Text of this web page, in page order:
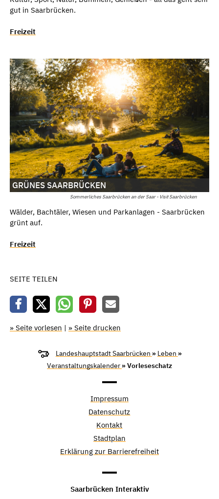
gut in Saarbrücken.
Freizeit
Sommerliches Saarbrücken an der Saar - Visit Saarbrücken
GRÜNES SAARBRÜCKEN
Wälder, Bachtäler, Wiesen und Parkanlagen - Saarbrücken
grünt auf.
Freizeit
SEITE TEILEN
» Seite vorlesen | » Seite drucken
Landeshauptstadt Saarbrücken » Leben »
Veranstaltungskalender » Vorleseschatz
Impressum
Datenschutz
Kontakt
Stadtplan
Erklärung zur Barrierefreiheit
Saarbrücken Interaktiv